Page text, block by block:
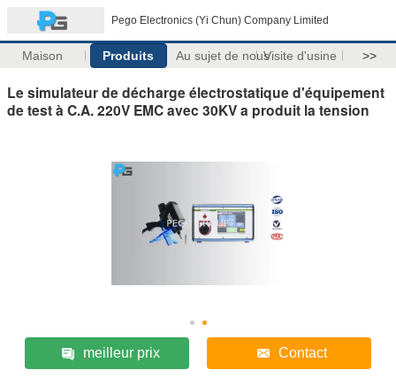
Pego Electronics (Yi Chun) Company Limited
Maison Produits Au sujet de nousVisite d'usine >>
Le simulateur de décharge électrostatique d'équipement
de test à C.A. 220V EMC avec 30KV a produit la tension
meilleur prix Contact